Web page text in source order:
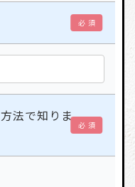
必 須
法で知りま
必 須